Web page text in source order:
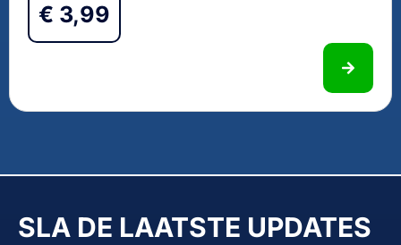
€ 3,99
SLA DE LAATSTE UPDATES